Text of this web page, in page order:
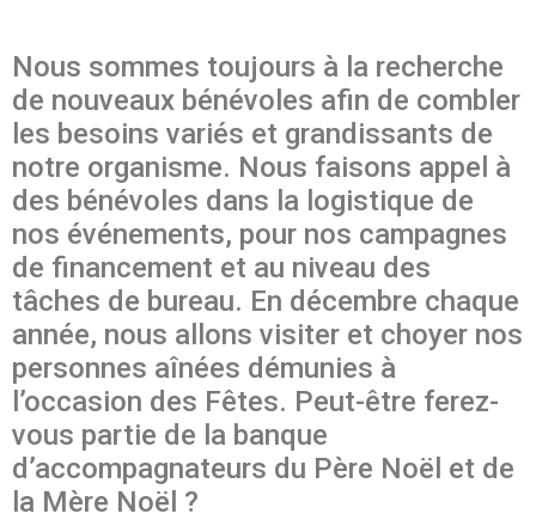
Nous sommes toujours à la recherche
de nouveaux bénévoles afin de combler
les besoins variés et grandissants de
notre organisme. Nous faisons appel à
des bénévoles dans la logistique de
nos événements, pour nos campagnes
de financement et au niveau des
tâches de bureau. En décembre chaque
année, nous allons visiter et choyer nos
personnes aînées démunies à
l’occasion des Fêtes. Peut-être ferez-
vous partie de la banque
d’accompagnateurs du Père Noël et de
la Mère Noël ?